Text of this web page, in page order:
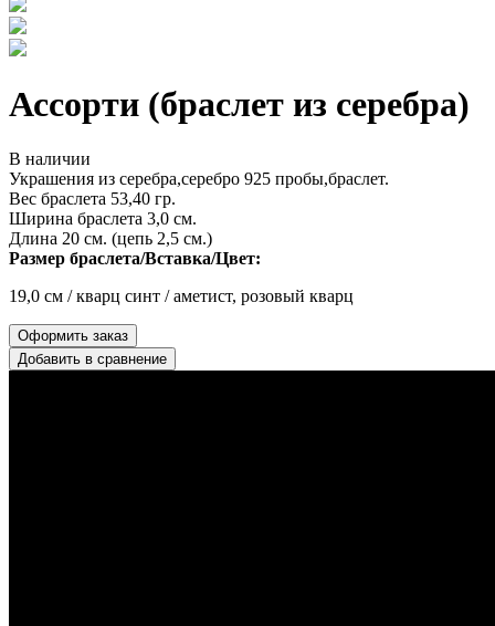
Ассорти (браслет из серебра)
В наличии
Украшения из серебра,серебро 925 пробы,браслет.
Вес браслета 53,40 гр.
Ширина браслета 3,0 см.
Длина 20 см. (цепь 2,5 см.)
Размер браслета/Вставка/Цвет:
19,0 см / кварц синт / аметист, розовый кварц
Оформить заказ
Добавить в сравнение